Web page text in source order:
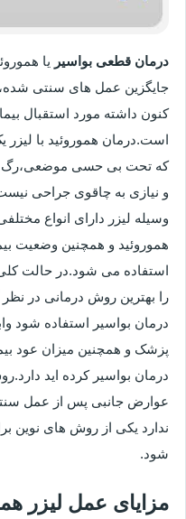
درمان قطعی بواسیر یا
جایگزین عمل های سنتی
کنون داشته مورد استقبال
است.درمان هموروئید با
که تحت بی حسی موضعی،رگ
و نیازی به چاقوی جراحی
وسیله لیزر دارای انواع
هموروئید و همچنین وضعیت
استفاده می شود.در حالت کلی
را بهترین روش درمانی در
درمان بواسیر استفاده شود
پزشک و همچنین میزان عود
درمان بواسیر کرده اید
عوارض جانبی پس از عمل
ندارد یکی از روش های نوین
شود.
مزایای عمل لیزر